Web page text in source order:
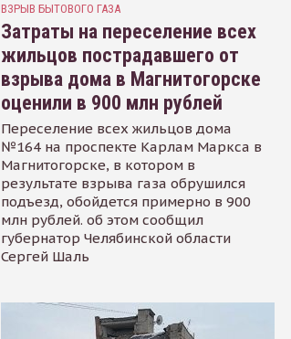
ВЗРЫВ БЫТОВОГО ГАЗА
Затраты на переселение всех
жильцов пострадавшего от
взрыва дома в Магнитогорске
оценили в 900 млн рублей
Переселение всех жильцов дома
№164 на проспекте Карлам Маркса в
Магнитогорске, в котором в
результате взрыва газа обрушился
подъезд, обойдется примерно в 900
млн рублей. об этом сообщил
губернатор Челябинской области
Сергей Шаль